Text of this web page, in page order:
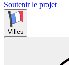
Soutenir le projet
Villes